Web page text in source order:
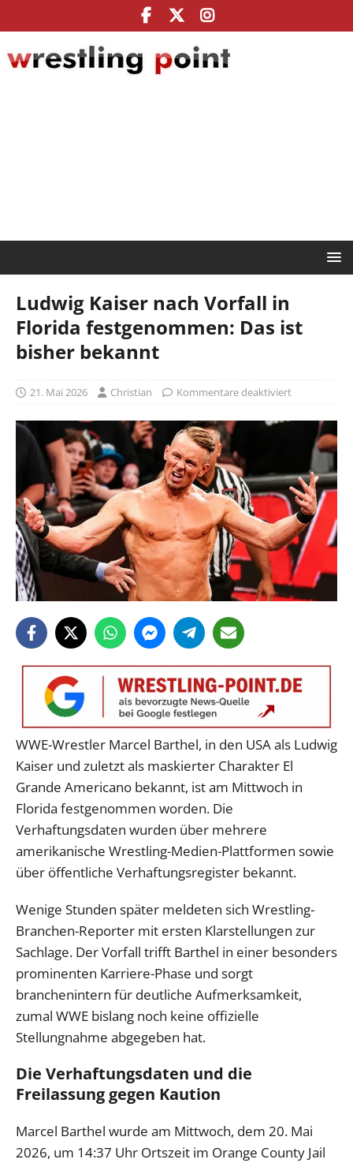
Ludwig Kaiser nach Vorfall in
Florida festgenommen: Das ist
bisher bekannt
21. Mai 2026 Christian Kommentare deaktiviert
WWE-Wrestler Marcel Barthel, in den USA als Ludwig
Kaiser und zuletzt als maskierter Charakter El
Grande Americano bekannt, ist am Mittwoch in
Florida festgenommen worden. Die
Verhaftungsdaten wurden über mehrere
amerikanische Wrestling-Medien-Plattformen sowie
über öffentliche Verhaftungsregister bekannt.
Wenige Stunden später meldeten sich Wrestling-
Branchen-Reporter mit ersten Klarstellungen zur
Sachlage. Der Vorfall trifft Barthel in einer besonders
prominenten Karriere-Phase und sorgt
branchenintern für deutliche Aufmerksamkeit,
zumal WWE bislang noch keine offizielle
Stellungnahme abgegeben hat.
Die Verhaftungsdaten und die
Freilassung gegen Kaution
Marcel Barthel wurde am Mittwoch, dem 20. Mai
2026, um 14:37 Uhr Ortszeit im Orange County Jail